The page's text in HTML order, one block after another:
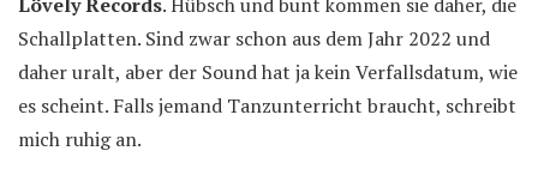
Schallplatten. Sind zwar schon aus dem Jahr 2022 und
daher uralt, aber der Sound hat ja kein Verfallsdatum, wie
es scheint. Falls jemand Tanzunterricht braucht, schreibt
mich ruhig an.